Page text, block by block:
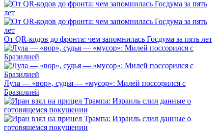
От QR-кодов до фронта: чем запомнилась Госдума за пять лет
Лула — «вор», судья — «мусор»: Милей поссорился с
Бразилией